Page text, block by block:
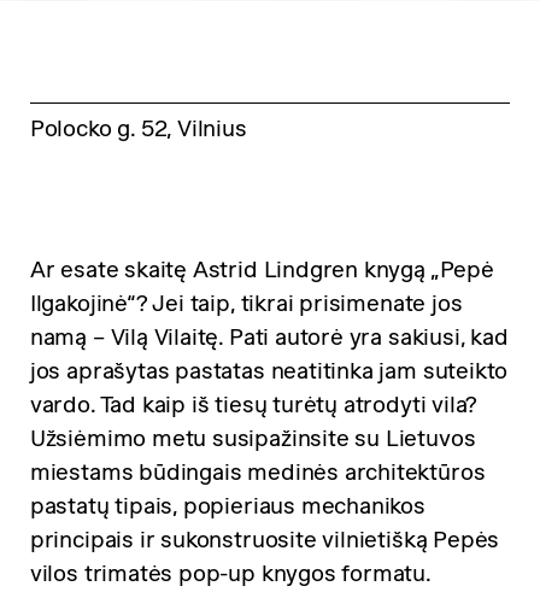
Ar esate skaitę Astrid Lindgren knygą „Pepė
Ilgakojinė“? Jei taip, tikrai prisimenate jos
namą – Vilą Vilaitę. Pati autorė yra sakiusi, kad
jos aprašytas pastatas neatitinka jam suteikto
vardo. Tad kaip iš tiesų turėtų atrodyti vila?
Užsiėmimo metu susipažinsite su Lietuvos
miestams būdingais medinės architektūros
pastatų tipais, popieriaus mechanikos
principais ir sukonstruosite vilnietišką Pepės
vilos trimatės pop-up knygos formatu.
Polocko g. 52, Vilnius